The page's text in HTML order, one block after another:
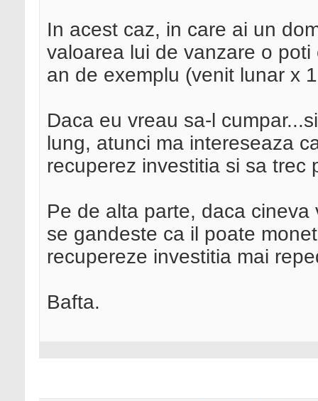
In acest caz, in care ai un
valoarea lui de vanzare o
an de exemplu (venit lunar x
Daca eu vreau sa-l
lung, atunci ma intereseaza
recuperez investitia si sa trec
Pe de alta parte, daca
se gandeste ca il poate
recupereze investitia mai
Bafta.